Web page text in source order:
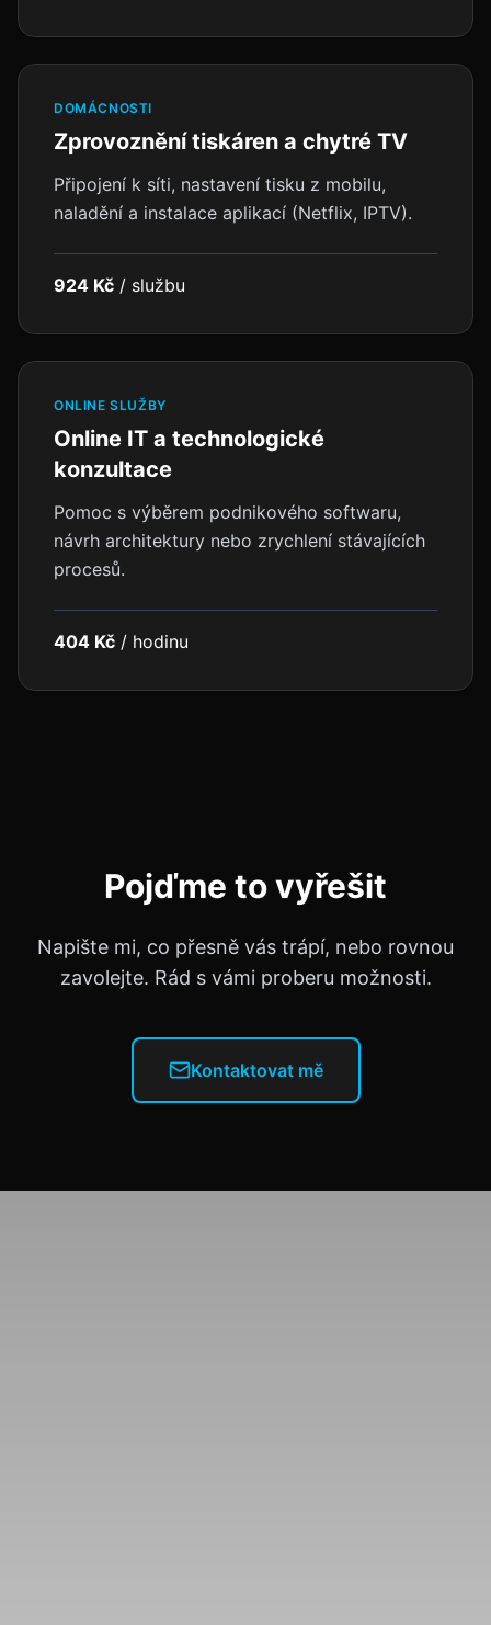
DOMÁCNOSTI
Zprovoznění tiskáren a chytré TV
Připojení k síti, nastavení tisku z mobilu,
naladění a instalace aplikací (Netflix, IPTV).
924 Kč / službu
ONLINE SLUŽBY
Online IT a technologické
konzultace
Pomoc s výběrem podnikového softwaru,
návrh architektury nebo zrychlení stávajících
procesů.
404 Kč / hodinu
Pojďme to vyřešit
Napište mi, co přesně vás trápí, nebo rovnou
zavolejte. Rád s vámi proberu možnosti.
Kontaktovat mě